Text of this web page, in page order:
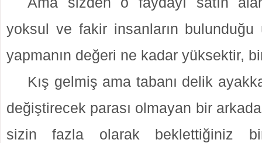
yoksul ve fakir insanların
yapmanın değeri ne kadar yüksektir,
Kış gelmiş ama tabanı delik
değiştirecek parası olmayan bir
sizin fazla olarak beklettiğiniz bir